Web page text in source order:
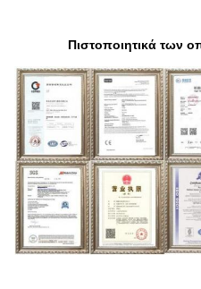
Πιστοποιητικά των